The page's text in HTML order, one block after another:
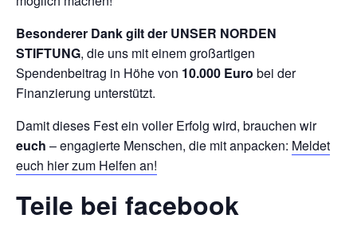
Besonderer Dank gilt der UNSER NORDEN
STIFTUNG, die uns mit einem großartigen
Spendenbeitrag in Höhe von 10.000 Euro bei der
Finanzierung unterstützt.
Damit dieses Fest ein voller Erfolg wird, brauchen wir
euch – engagierte Menschen, die mit anpacken: Meldet
euch hier zum Helfen an!
Teile bei facebook